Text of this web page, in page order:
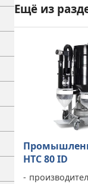
Ещё из
HTC 80 ID